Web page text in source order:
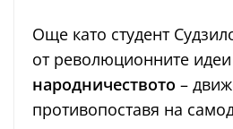
Още като студент
от революционните
народничеството –
противопоставя на